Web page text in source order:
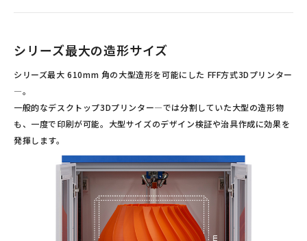
シリーズ最大の造形サイズ
シリーズ最大 610mm 角の大型造形を可能にした FFF方式3Dプリンター
―。
一般的なデスクトップ3Dプリンター―では分割していた大型の造形物
も、一度で印刷が可能。大型サイズのデザイン検証や治具作成に効果を
発揮します。